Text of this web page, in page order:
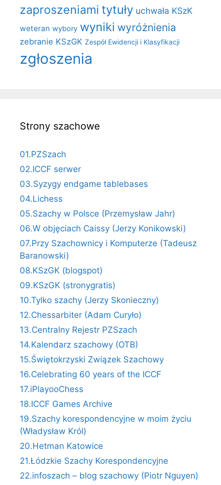
zaproszeniami tytuły uchwała KSzK
weteran wybory wyniki wyróżnienia
zebranie KSzGK Zespół Ewidencji i Klasyfikacji
zgłoszenia
Strony szachowe
01.PZSzach
02.ICCF serwer
03.Syzygy endgame tablebases
04.Lichess
05.Szachy w Polsce (Przemysław Jahr)
06.W objęciach Caissy (Jerzy Konikowski)
07.Przy Szachownicy i Komputerze (Tadeusz
Baranowski)
08.KSzGK (blogspot)
09.KSzGK (stronygratis)
10.Tylko szachy (Jerzy Skonieczny)
12.Chessarbiter (Adam Curyło)
13.Centralny Rejestr PZSzach
14.Kalendarz szachowy (OTB)
15.Świętokrzyski Związek Szachowy
16.Celebrating 60 years of the ICCF
17.iPlayooChess
18.ICCF Games Archive
19.Szachy korespondencyjne w moim życiu
(Władysław Król)
20.Hetman Katowice
21.Łódzkie Szachy Korespondencyjne
22.infoszach – blog szachowy (Piotr Nguyen)